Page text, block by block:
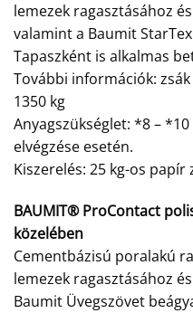
lemezek ragasztásához
valamint a Baumit
Tapaszként is alkalmas
További információk:
1350 kg
Anyagszükséglet: *8 –
elvégzése esetén.
Kiszerelés: 25 kg-os papír
BAUMIT® ProContact
közelében
Cementbázisú poralakú
lemezek ragasztásához
Baumit Üvegszövet